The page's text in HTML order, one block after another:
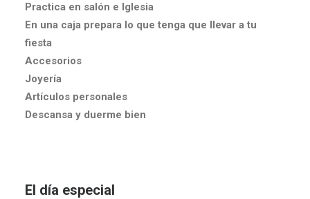
Practica en salón e Iglesia
En una caja prepara lo que tenga que llevar a tu
fiesta
Accesorios
Joyería
Artículos personales
Descansa y duerme bien
El día especial